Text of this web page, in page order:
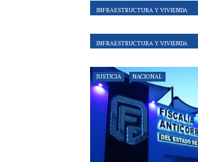
INFRAESTRUCTURA Y VIVIENDA
INFRAESTRUCTURA Y VIVIENDA
JUSTICIA NACIONAL